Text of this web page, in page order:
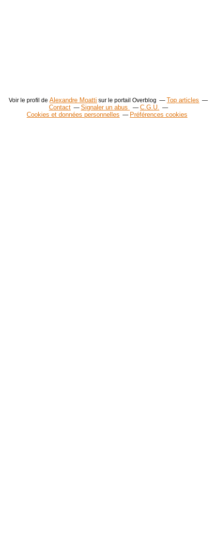
Voir le profil deAlexandre Moatti sur le portail Overblog
Top articles
Contact
Signaler un abus
C.G.U.
Cookies et données personnelles
Préférences cookies